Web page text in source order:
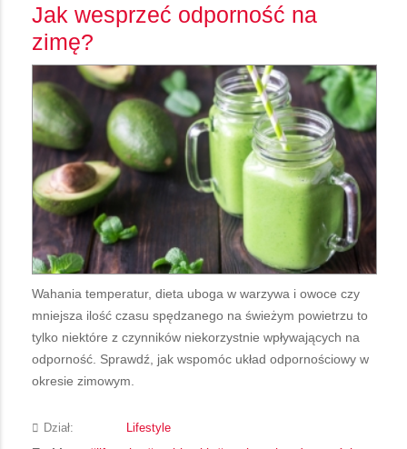
Jak wesprzeć odporność na
zimę?
Wahania temperatur, dieta uboga w warzywa i owoce czy
mniejsza ilość czasu spędzanego na świeżym powietrzu to
tylko niektóre z czynników niekorzystnie wpływających na
odporność. Sprawdź, jak wspomóc układ odpornościowy w
okresie zimowym.
Dział: Lifestyle